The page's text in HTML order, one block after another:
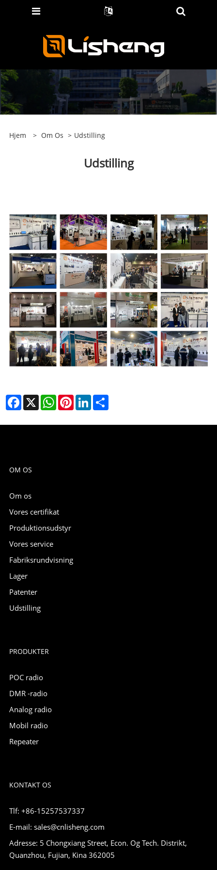
Hjem > Om Os > Udstilling
Udstilling
Facebook
X WhatsAppPinterestLinkedIn
OM OS
Om os
Vores certifikat
Produktionsudstyr
Vores service
Fabriksrundvisning
Lager
Patenter
Udstilling
PRODUKTER
POC radio
DMR -radio
Analog radio
Mobil radio
Repeater
KONTAKT OS
Tlf: +86-15257537337
E-mail: sales@cnlisheng.com
Adresse: 5 Chongxiang Street, Econ. Og Tech. Distrikt,
Quanzhou, Fujian, Kina 362005